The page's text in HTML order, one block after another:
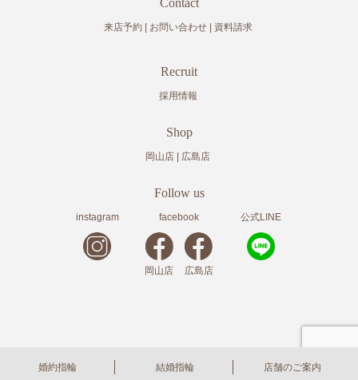
婚約指輪 結婚指輪 店舗のご案内
Contact
来店予約 お問い合わせ 資料請求
Recruit
採用情報
Shop
岡山店 広島店
Follow us
instagram facebook
岡山店 広島店
公式LINE
copyright© 2020 岡山・広島の結婚指輪・婚約指輪の株式会社アドバンスクリエイト
All Rights
Reserved.